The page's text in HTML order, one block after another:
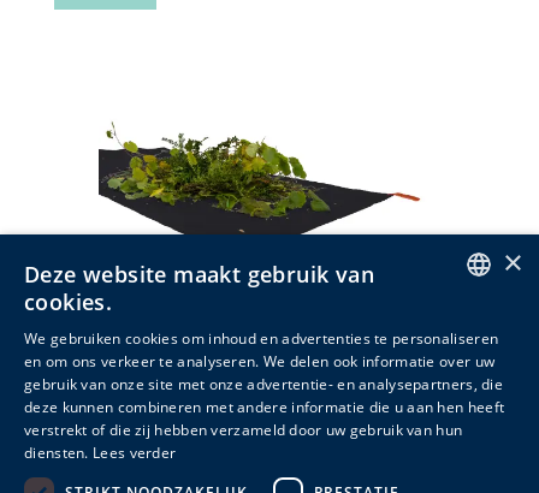
Zeil snoeiafval 110g/m²
2 varianten
DUTCH
FRENCH
×
Deze website maakt gebruik van
cookies.
We gebruiken cookies om inhoud en advertenties te personaliseren
en om ons verkeer te analyseren. We delen ook informatie over uw
gebruik van onze site met onze advertentie- en analysepartners, die
deze kunnen combineren met andere informatie die u aan hen heeft
verstrekt of die zij hebben verzameld door uw gebruik van hun
diensten. Lees verder